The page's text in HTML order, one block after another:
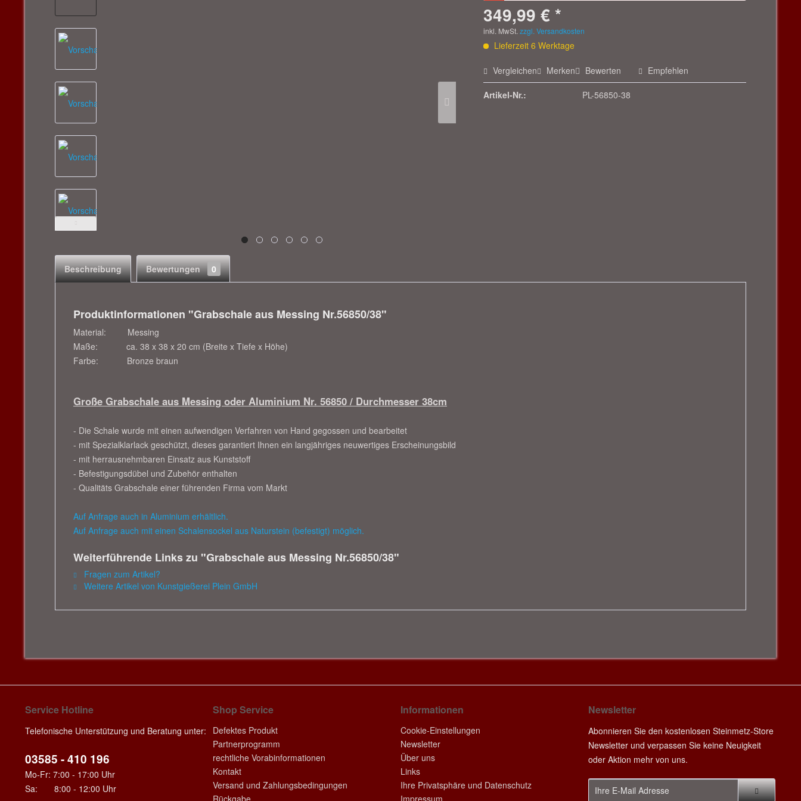
349,99 € *
inkl. MwSt.zzgl. Versandkosten
Lieferzeit 6 Werktage
Vergleichen Merken Bewerten Empfehlen
Artikel-Nr.: PL-56850-38
Beschreibung Bewertungen 0
Produktinformationen "Grabschale aus Messing Nr.56850/38"
Material: Messing
Maße: ca. 38 x 38 x 20 cm (Breite x Tiefe x Höhe)
Farbe: Bronze braun
Große Grabschale aus Messing oder Aluminium Nr. 56850 / Durchmesser 38cm
- Die Schale wurde mit einen aufwendigen Verfahren von Hand gegossen und bearbeitet
- mit Spezialklarlack geschützt, dieses garantiert Ihnen ein langjähriges neuwertiges Erscheinungsbild
- mit herrausnehmbaren Einsatz aus Kunststoff
- Befestigungsdübel und Zubehör enthalten
- Qualitäts Grabschale einer führenden Firma vom Markt
Auf Anfrage auch in Aluminium erhältlich.
Auf Anfrage auch mit einen Schalensockel aus Naturstein (befestigt) möglich.
Weiterführende Links zu "Grabschale aus Messing Nr.56850/38"
Fragen zum Artikel?
Weitere Artikel von Kunstgießerei Plein GmbH
Service Hotline
Telefonische Unterstützung und Beratung unter:
03585 - 410 196
Mo-Fr: 7:00 - 17:00 Uhr
Sa: 8:00 - 12:00 Uhr
Shop Service
Defektes Produkt
Partnerprogramm
rechtliche Vorabinformationen
Kontakt
Versand und Zahlungsbedingungen
Rückgabe
Informationen
Cookie-Einstellungen
Newsletter
Über uns
Links
Ihre Privatsphäre und Datenschutz
Impressum
Newsletter
Abonnieren Sie den kostenlosen Steinmetz-Store
Newsletter und verpassen Sie keine Neuigkeit
oder Aktion mehr von uns.